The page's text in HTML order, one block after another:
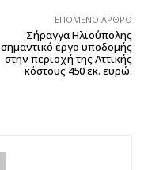
ΕΠΌΜΕΝΟ ΆΡΘΡΟ
Σήραγγα Ηλιούπολης
σημαντικό έργο υποδομής
στην περιοχή της Αττικής
κόστους 450 εκ. ευρώ.